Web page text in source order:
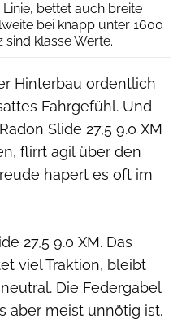
bettet auch breite
bei knapp unter 1600
klasse Werte.
Hinterbau ordentlich
Fahrgefühl. Und
Slide 27,5 9.0 XM
flirrt agil über den
hapert es oft im
27,5 9.0 XM. Das
viel Traktion, bleibt
Die Federgabel
aber meist unnötig ist.